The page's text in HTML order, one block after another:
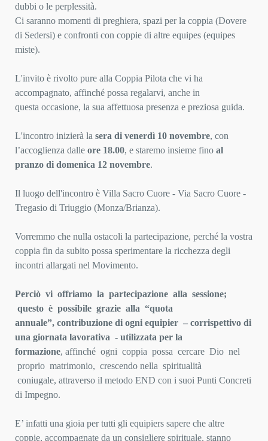
dubbi o le perplessità.
Ci saranno momenti di preghiera, spazi per la coppia (Dovere
di Sedersi) e confronti con coppie di altre equipes (equipes
miste).
L'invito è rivolto pure alla Coppia Pilota che vi ha
accompagnato, affinché possa regalarvi, anche in
questa occasione, la sua affettuosa presenza e preziosa guida.
L'incontro inizierà la sera di venerdì 10 novembre, con
l’accoglienza dalle ore 18.00, e staremo insieme fino al
pranzo di domenica 12 novembre.
Il luogo dell'incontro è Villa Sacro Cuore - Via Sacro Cuore -
Tregasio di Triuggio (Monza/Brianza).
Vorremmo che nulla ostacoli la partecipazione, perché la vostra
coppia fin da subito possa sperimentare la ricchezza degli
incontri allargati nel Movimento.
Perciò vi offriamo la partecipazione alla sessione;
questo è possibile grazie alla “quota
annuale”, contribuzione di ogni equipier – corrispettivo di
una giornata lavorativa - utilizzata per la
formazione, affinché ogni coppia possa cercare Dio nel
proprio matrimonio, crescendo nella spiritualità
coniugale, attraverso il metodo END con i suoi Punti Concreti
di Impegno.
E’ infatti una gioia per tutti gli equipiers sapere che altre
coppie, accompagnate da un consigliere spirituale, stanno